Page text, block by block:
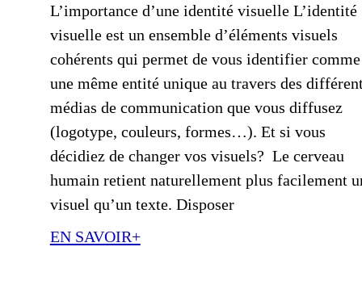
L’importance d’une identité visuelle L’identité
visuelle est un ensemble d’éléments visuels
cohérents qui permet de vous identifier comme
une même entité unique au travers des
médias de communication que vous diffusez
(logotype, couleurs, formes…). Et si vous
décidiez de changer vos visuels? Le cerveau
humain retient naturellement plus facilement
visuel qu’un texte. Disposer
EN SAVOIR+